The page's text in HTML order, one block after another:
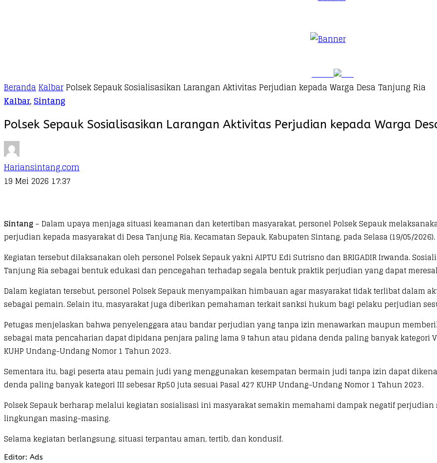
BerandaKalbarPolsek Sepauk Sosialisasikan Larangan Aktivitas Perjudian kepada Warga Desa Tanjung Ria
Kalbar,Sintang
Polsek Sepauk Sosialisasikan Larangan Aktivitas Perjudian kepada Warga
Hariansintang.com
19 Mei 2026 17:37
Sintang– Dalam upaya menjaga situasi keamanan dan ketertiban masyarakat, personel Polsek Sepauk
perjudian kepada masyarakat di Desa Tanjung Ria, Kecamatan Sepauk, Kabupaten Sintang, pada Selasa (19/05/2026).
Kegiatan tersebut dilaksanakan oleh personel Polsek Sepauk yakni AIPTU Edi Sutrisno dan BRIGADIR Irwanda.
Tanjung Ria sebagai bentuk edukasi dan pencegahan terhadap segala bentuk praktik perjudian yang dapat
Dalam kegiatan tersebut, personel Polsek Sepauk menyampaikan himbauan agar masyarakat tidak terlibat dalam
sebagai pemain. Selain itu, masyarakat juga diberikan pemahaman terkait sanksi hukum bagi pelaku perjudian
Petugas menjelaskan bahwa penyelenggara atau bandar perjudian yang tanpa izin menawarkan maupun
sebagai mata pencaharian dapat dipidana penjara paling lama 9 tahun atau pidana denda paling banyak kategori
KUHP Undang-Undang Nomor 1 Tahun 2023.
Sementara itu, bagi peserta atau pemain judi yang menggunakan kesempatan bermain judi tanpa izin dapat
denda paling banyak kategori III sebesar Rp50 juta sesuai Pasal 427 KUHP Undang-Undang Nomor 1 Tahun 2023.
Polsek Sepauk berharap melalui kegiatan sosialisasi ini masyarakat semakin memahami dampak negatif
lingkungan masing-masing.
Selama kegiatan berlangsung, situasi terpantau aman, tertib, dan kondusif.
Editor: Ads